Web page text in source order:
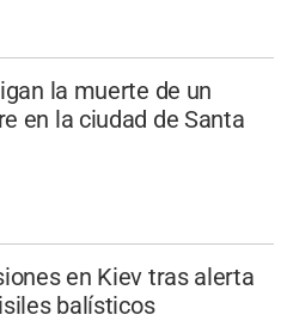
la muerte de un
en la ciudad de Santa
en Kiev tras alerta
balísticos